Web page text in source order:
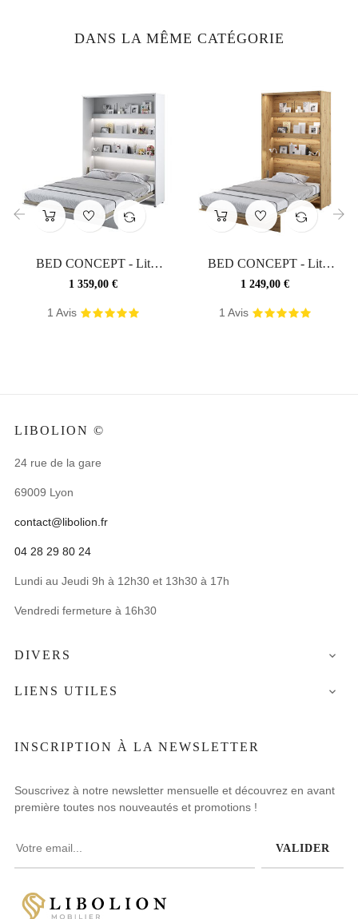
DANS LA MÊME CATÉGORIE
BED CONCEPT - Lit
escamotable 160x200
Prix
1 359,00 €
1 Avis
BED CONCEPT - Lit
escamotable 120x200
Prix
1 249,00 €
1 Avis
LIBOLION ©
24 rue de la gare
69009 Lyon
contact@libolion.fr
04 28 29 80 24
Lundi au Jeudi 9h à 12h30 et 13h30 à 17h
Vendredi fermeture à 16h30
DIVERS 
LIENS UTILES 
INSCRIPTION À LA NEWSLETTER
Souscrivez à notre newsletter mensuelle et découvrez en avant
première toutes nos nouveautés et promotions !
VALIDER